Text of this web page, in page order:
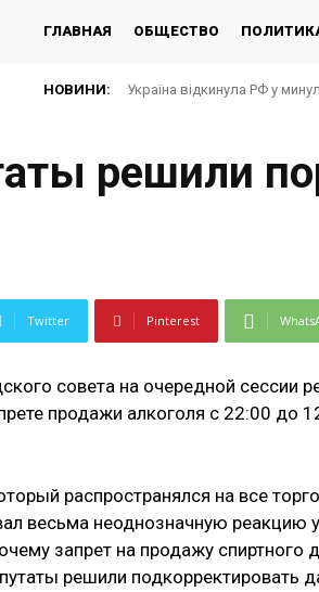
ГЛАВНАЯ ОБЩЕСТВО
НОВИНИ: Україна відкинула РФ у
решили
Twitter Pinterest
совета на очередной сессии
продажи алкоголя с 22:00 до
распространялся на все
весьма неоднозначную реакцию
запрет на продажу спиртного
решили подкорректировать